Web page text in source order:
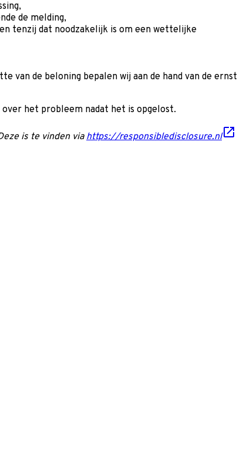
de melding,
tenzij dat noodzakelijk is om een wettelijke
van de beloning bepalen wij aan de hand van de ernst
het probleem nadat het is opgelost.
is te vinden viahttps://responsibledisclosure.nl